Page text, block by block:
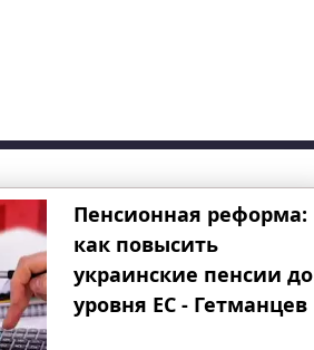
Пенсионная реформа:
как повысить
украинские пенсии до
уровня ЕС - Гетманцев